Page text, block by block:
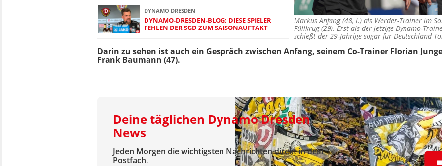
Markus Anfang (48, l.) als Werder-Trainer im
Füllkrug (29). Erst als der jetzige Dynamo-
schießt der 29-Jährige sogar für Deutschland
DYNAMO DRESDEN
DYNAMO-DRESDEN-BLOG: DIESE SPIELER
FEHLEN DER SGD ZUM SAISONAUFTAKT
Darin zu sehen ist auch ein Gespräch zwischen Anfang, seinem Co-Trainer Florian
Frank Baumann (47).
Deine täglichen Dynamo Dresden
News
Jeden Morgen die wichtigsten Nachrichten direkt in dein
Postfach.